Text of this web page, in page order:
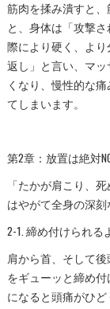
筋肉を揉み潰すと
と、身体は「攻撃
際により硬く、よ
返し」と言い、マ
くなり、慢性的な
てしまいます。
第2章：放置は絶対
「たかが肩こり、
はやがて全身の深刻
2-1. 締め付けられ
肩から首、そして
をギューッと締め
になると頭痛がひ